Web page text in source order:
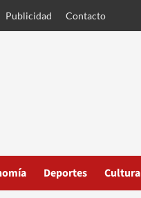
Publicidad Contacto
Deportes